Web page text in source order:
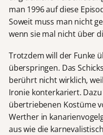
man 1996 auf diese
Soweit muss man nicht
wenn sie mal nicht über
Trotzdem will der Funke
überspringen. Das
berührt nicht wirklich,
Ironie konterkariert.
übertriebenen Kostüme
Werther in
aus wie die